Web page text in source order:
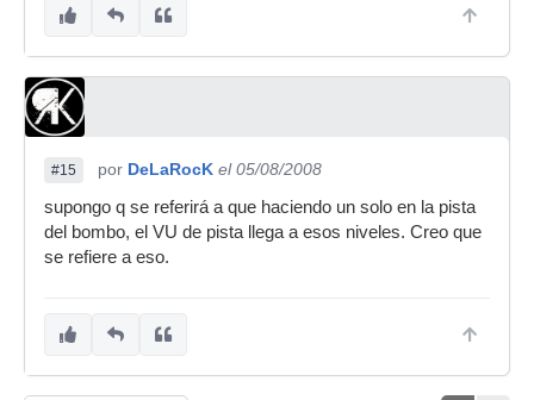
#15 por DeLaRocK el 05/08/2008
supongo q se referirá a que haciendo un solo en la pista
del bombo, el VU de pista llega a esos niveles. Creo que
se refiere a eso.